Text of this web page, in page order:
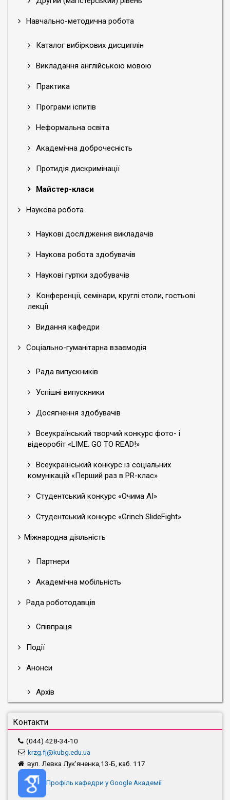
Навчально-методична робота
Каталог вибіркових дисциплін
Викладання англійською мовою
Практика
Програми іспитів
Неформальна освіта
Академічна доброчесність
Протидія дискримінації
Майстер-класи
Наукова робота
Наукові дослідження викладачів
Наукова робота здобувачів
Наукові гуртки здобувачів
Конференції, семінари, круглі столи, гостьові
лекції
Видання кафедри
Соціально-гуманітарна взаємодія
Рада випускників
Успішні випускники
Досягнення здобувачів
Всеукраїнський творчий конкурс фото- і
відеоробіт «LIME. GO TO READ!»
Всеукраїнський конкурс із соціальних
комунікацій «Перший раз в PR-клас»
Студентський конкурс «Очима АІ»
Студентський конкурс «Grinch SlideFight»
Міжнародна діяльність
Партнери
Академічна мобільність
Рада роботодавців
Співпраця
Події
Анонси
Архів
Контакти
(044) 428-34-10
krzg.fj@kubg.edu.ua
вул. Левка Лук'яненка,13-Б, каб. 117
Профіль кафедри у Google Академії